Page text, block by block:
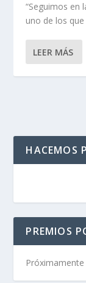
“Seguimos en
uno de los
LEER MÁS
HACEMOS
PREMIOS
Próximamente